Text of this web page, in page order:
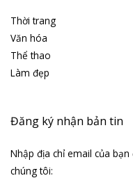
Thời trang
Văn hóa
Thể thao
Làm đẹp
Đăng ký nhận bản tin
Nhập địa chỉ email của
chúng tôi: